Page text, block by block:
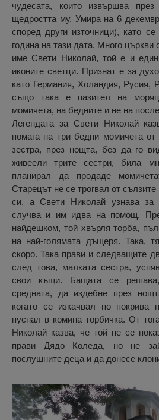
чудесата, които извършва
щедростта му. Умира на 6
според други източници), като се
година на тази дата. Много църкви
име Свети Николай, той е и един
иконите светци. Признат е за
като Германия, Холандия, Русия,
също така е пазител на
момичета, на бедните и не на
Легендата за Свети Николай
помага на три бедни момичета
зестра, през нощта, без да го
живеели трите сестри, била
планирал да продаде
Старецът не се трогвал от
си, а Свети Николай узнава за
случва и им идва на помощ.
найдешком, той хвърля торба,
на най-голямата дъщеря. Така,
скоро. Така прави и следващите
след това, малката сестра,
свои къщи. Бащата се
средната, да издебне през
когато се изкачвал по
пуснал в комина торбичка. От
Николай казва, че той не се
прави Дядо Коледа, но не
послушните деца и да донесе